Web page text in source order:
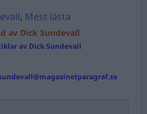
, Mest lästa
av Dick Sundevall
av Dick Sundevall